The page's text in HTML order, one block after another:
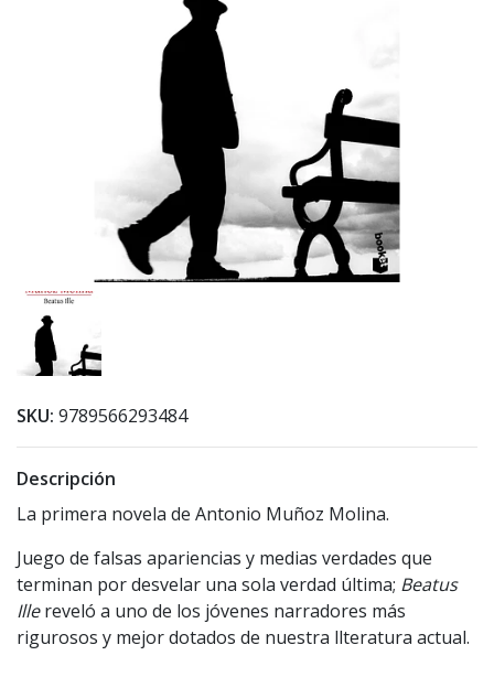
SKU: 9789566293484
Descripción
La primera novela de Antonio Muñoz Molina.
Juego de falsas apariencias y medias verdades que
terminan por desvelar una sola verdad última; Beatus
Illereveló a uno de los jóvenes narradores más
rigurosos y mejor dotados de nuestra llteratura actual.